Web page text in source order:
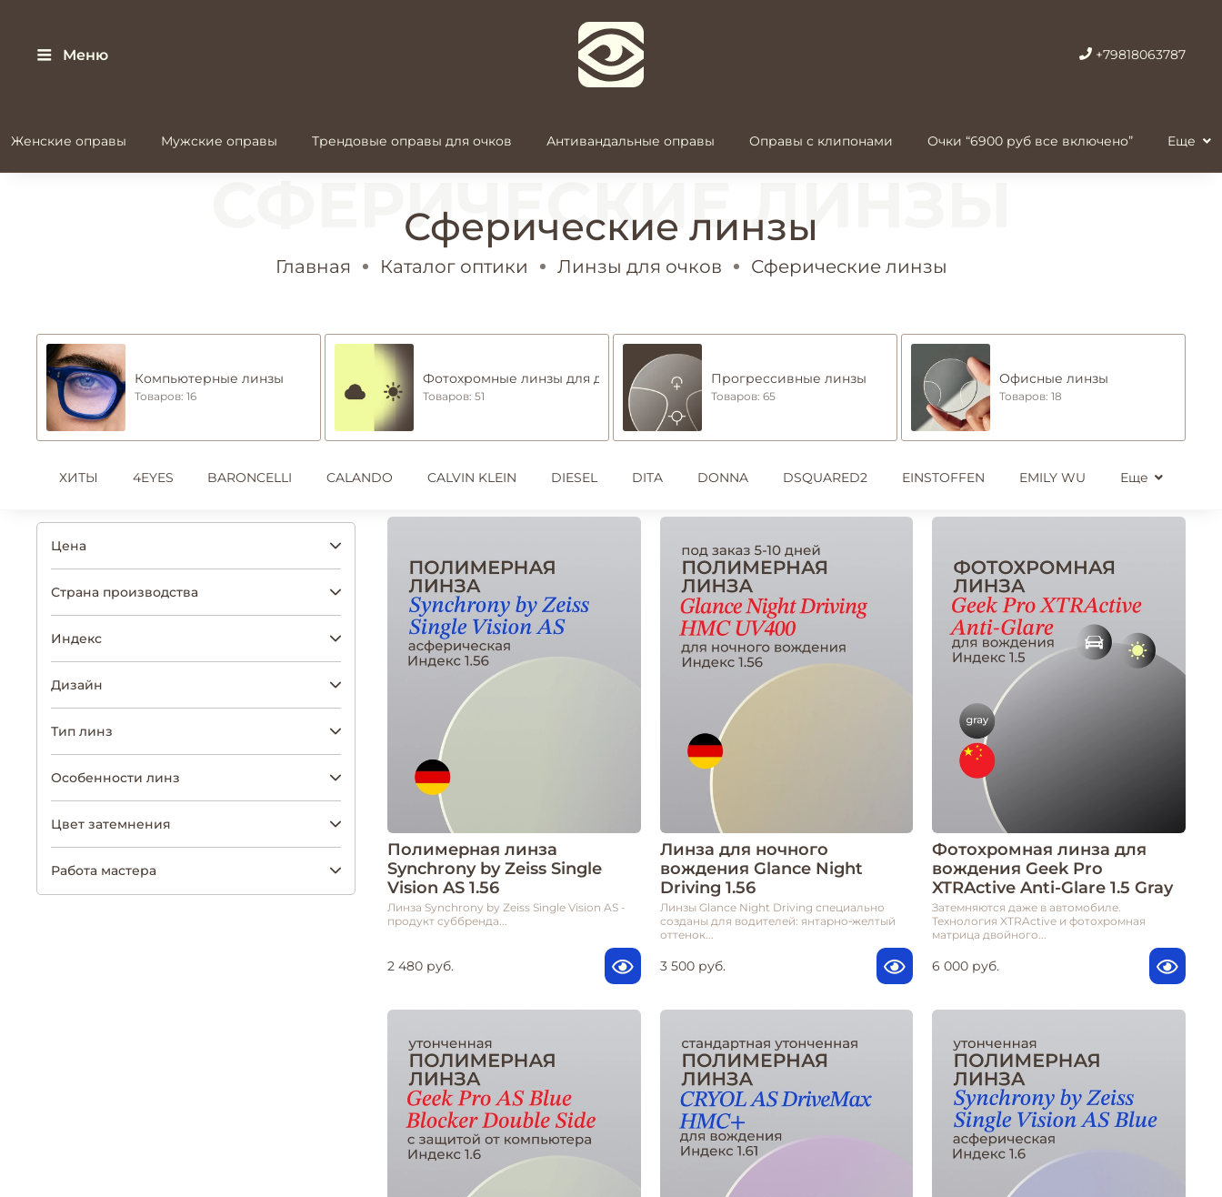
Меню +79818063787
Женские оправы Мужские оправы Трендовые оправы для очков Антивандальные оправы Оправы с клипонами Очки “6900 руб все включено” Еще
Сферические линзы
Главная Каталог оптики Линзы для очков Сферические линзы
Компьютерные линзы
Товаров: 16
Фотохромные линзы для дали
Товаров: 51
Прогрессивные линзы
Товаров: 65
Офисные линзы
Товаров: 18
ХИТЫ 4EYES BARONCELLI CALANDO CALVIN KLEIN DIESEL DITA DONNA DSQUARED2 EINSTOFFEN EMILY WU Еще
Полимерная линза
Synchrony by Zeiss Single
Vision AS 1.56
Линза Synchrony by Zeiss Single Vision AS -
продукт суббренда...
2 480 руб.
Линза для ночного
вождения Glance Night
Driving 1.56
Линзы Glance Night Driving специально
созданы для водителей: янтарно‑желтый
оттенок...
3 500 руб.
Фотохромная линза для
вождения Geek Pro
XTRActive Anti-Glare 1.5 Gray
Затемняются даже в автомобиле.
Технология XTRActive и фотохромная
матрица двойного...
6 000 руб.
Цена
Страна производства
Индекс
Дизайн
Тип линз
Особенности линз
Цвет затемнения
Работа мастера